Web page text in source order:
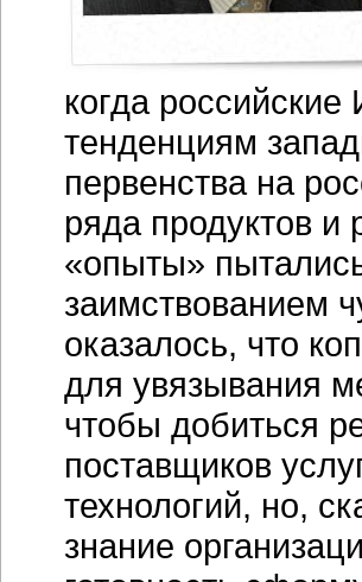
когда российские
тенденциям
первенства на
ряда продуктов
«опыты»
заимствованием
оказалось, что
для увязывания
чтобы добиться
поставщиков
технологий, но,
знание